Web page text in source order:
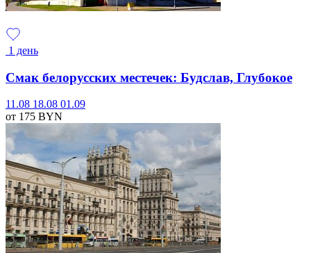
1 день
Смак белорусских местечек: Будслав, Глубокое
11.08 18.08 01.09
от 175 BYN